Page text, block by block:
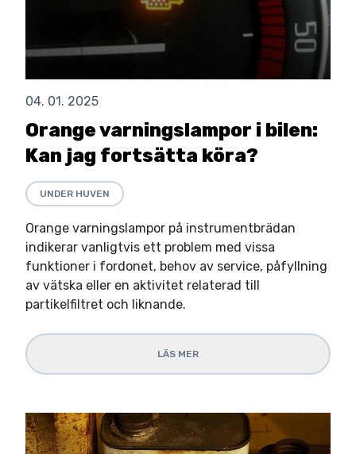
04. 01. 2025
Orange varningslampor i bilen:
Kan jag fortsätta köra?
UNDER HUVEN
Orange varningslampor på instrumentbrädan
indikerar vanligtvis ett problem med vissa
funktioner i fordonet, behov av service, påfyllning
av vätska eller en aktivitet relaterad till
partikelfiltret och liknande.
LÄS MER